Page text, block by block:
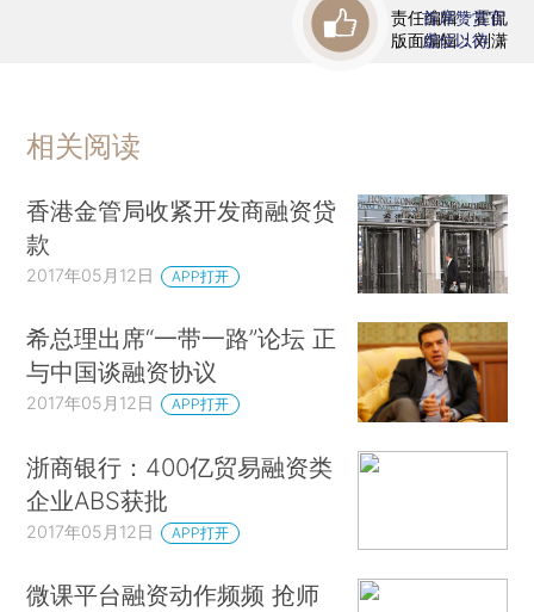
责任编辑：霍侃
版面编辑：刘潇
首席赞赏官
虚位以待
相关阅读
香港金管局收紧开发商融资贷
款
2017年05月12日 APP打开
希总理出席“一带一路”论坛 正
与中国谈融资协议
2017年05月12日 APP打开
浙商银行：400亿贸易融资类
企业ABS获批
2017年05月12日 APP打开
微课平台融资动作频频 抢师